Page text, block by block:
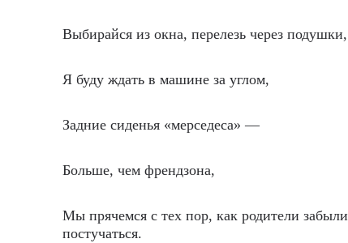
Выбирайся из окна, перелезь через подушки,
Я буду ждать в машине за углом,
Задние сиденья «мерседеса» —
Больше, чем френдзона,
Мы прячемся с тех пор, как родители забыли
постучаться.